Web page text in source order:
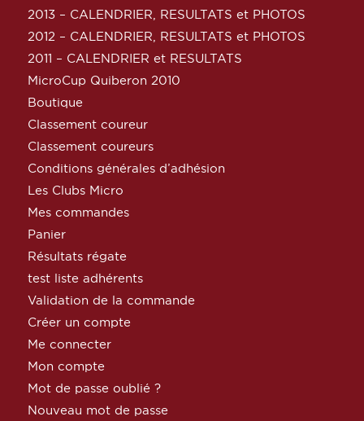
2013 – CALENDRIER, RESULTATS et PHOTOS
2012 – CALENDRIER, RESULTATS et PHOTOS
2011 – CALENDRIER et RESULTATS
MicroCup Quiberon 2010
Boutique
Classement coureur
Classement coureurs
Conditions générales d’adhésion
Les Clubs Micro
Mes commandes
Panier
Résultats régate
test liste adhérents
Validation de la commande
Créer un compte
Me connecter
Mon compte
Mot de passe oublié ?
Nouveau mot de passe